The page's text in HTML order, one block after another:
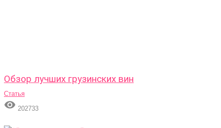
Обзор лучших грузинских вин
Статья
 202733